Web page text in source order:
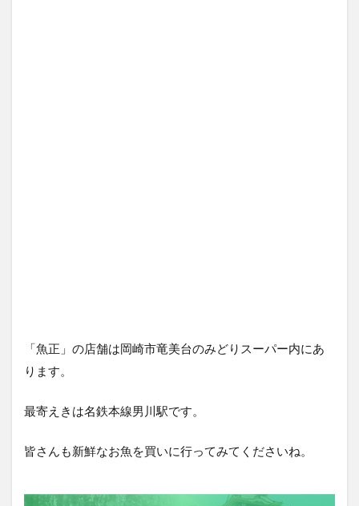
「魚正」の店舗は岡崎市竜美台のみどりスーパー内にあ
ります。
最寄えきは名鉄本線男川駅です。
皆さんも新鮮なお魚を買いに行ってみてくださいね。